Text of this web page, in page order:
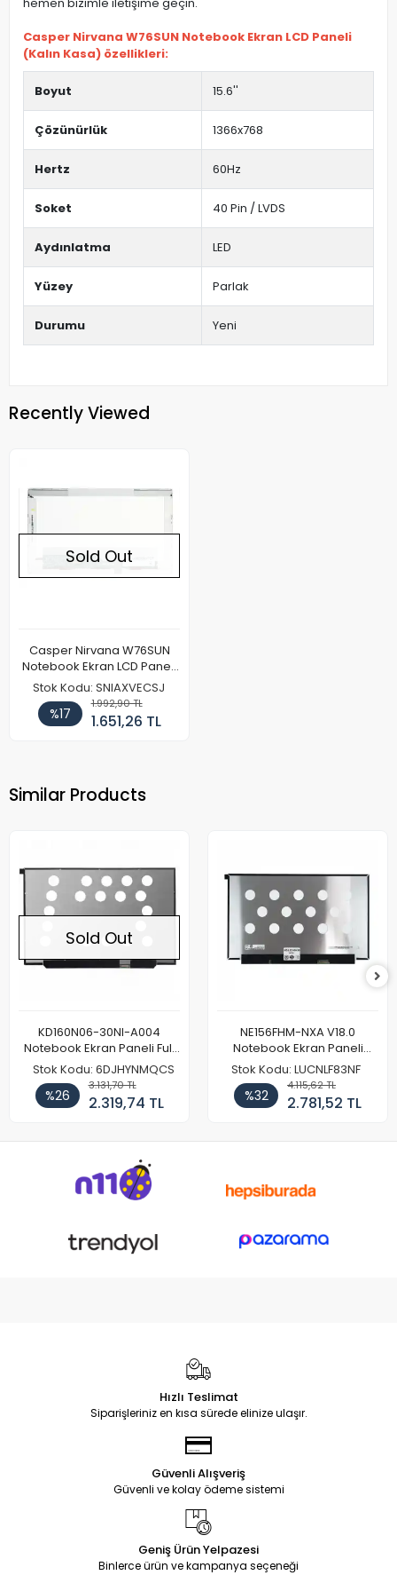
Casper Nirvana W76SUN Notebook Ekran LCD Paneli
(Kalın Kasa) özellikleri:
Boyut 15.6''
Çözünürlük 1366x768
Hertz 60Hz
Soket 40 Pin / LVDS
Aydınlatma LED
Yüzey Parlak
Durumu Yeni
Recently Viewed
Sold Out
Casper Nirvana W76SUN
Notebook Ekran LCD Paneli
(Kalın Kasa)
Stok Kodu: SNIAXVECSJ
%17
1.992,90 TL
1.651,26 TL
Similar Products
Sold Out
KD160N06-30NI-A004
Notebook Ekran Paneli Full
HD
Stok Kodu: 6DJHYNMQCS
%26
3.131,70 TL
2.319,74 TL
NE156FHM-NXA V18.0
Notebook Ekran Paneli
144Hz
Stok Kodu: LUCNLF83NF
%32
4.115,62 TL
2.781,52 TL
Hızlı Teslimat
Siparişleriniz en kısa sürede elinize ulaşır.
Güvenli Alışveriş
Güvenli ve kolay ödeme sistemi
Geniş Ürün Yelpazesi
Binlerce ürün ve kampanya seçeneği